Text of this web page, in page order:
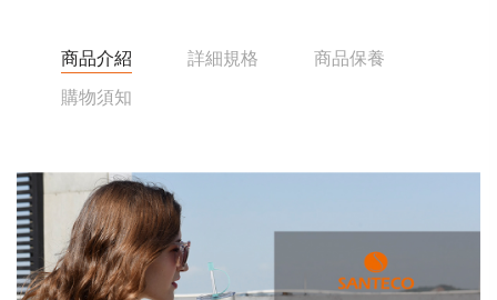
商品介紹 詳細規格
商品保養
購物須知